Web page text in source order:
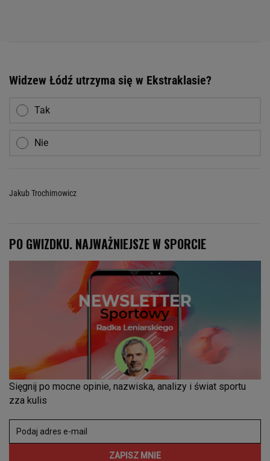
Widzew Łódź utrzyma się w Ekstraklasie?
Tak
Nie
Jakub Trochimowicz